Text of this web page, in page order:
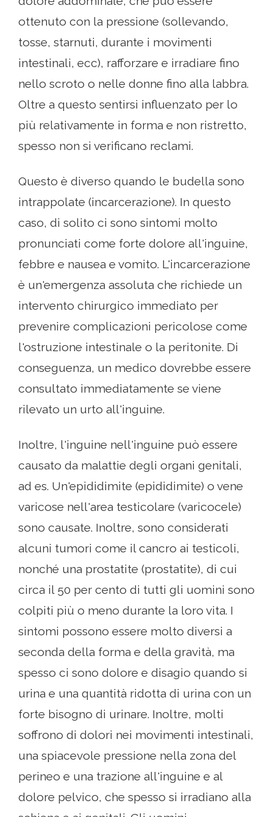
ottenuto con la pressione (sollevando,
tosse, starnuti, durante i movimenti
intestinali, ecc), rafforzare e irradiare fino
nello scroto o nelle donne fino alla labbra.
Oltre a questo sentirsi influenzato per lo
più relativamente in forma e non ristretto,
spesso non si verificano reclami.
Questo è diverso quando le budella sono
intrappolate (incarcerazione). In questo
caso, di solito ci sono sintomi molto
pronunciati come forte dolore all'inguine,
febbre e nausea e vomito. L'incarcerazione
è un'emergenza assoluta che richiede un
intervento chirurgico immediato per
prevenire complicazioni pericolose come
l'ostruzione intestinale o la peritonite. Di
conseguenza, un medico dovrebbe essere
consultato immediatamente se viene
rilevato un urto all'inguine.
Inoltre, l'inguine nell'inguine può essere
causato da malattie degli organi genitali,
ad es. Un'epididimite (epididimite) o vene
varicose nell'area testicolare (varicocele)
sono causate. Inoltre, sono considerati
alcuni tumori come il cancro ai testicoli,
nonché una prostatite (prostatite), di cui
circa il 50 per cento di tutti gli uomini sono
colpiti più o meno durante la loro vita. I
sintomi possono essere molto diversi a
seconda della forma e della gravità, ma
spesso ci sono dolore e disagio quando si
urina e una quantità ridotta di urina con un
forte bisogno di urinare. Inoltre, molti
soffrono di dolori nei movimenti intestinali,
una spiacevole pressione nella zona del
perineo e una trazione all'inguine e al
dolore pelvico, che spesso si irradiano alla